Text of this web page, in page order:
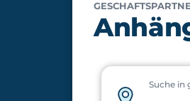
Suche in